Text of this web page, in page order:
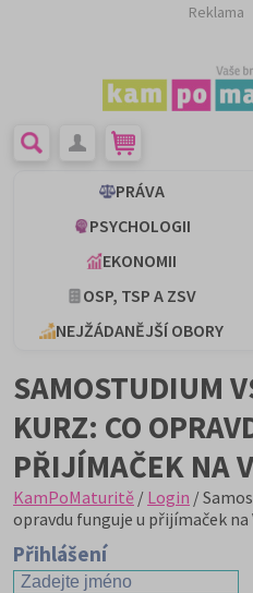
Reklama
PRÁVA
PSYCHOLOGII
EKONOMII
OSP, TSP A ZSV
NEJŽÁDANĚJŠÍ OBORY
SAMOSTUDIUM
KURZ: CO
PŘIJÍMAČEK NA
KamPoMaturitě / Login /
opravdu funguje u přijímaček na
Přihlášení